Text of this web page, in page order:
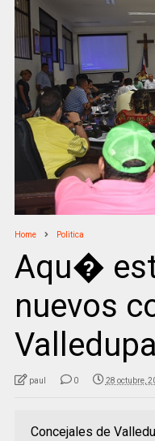
Home Politica
Aqu�
nuevos
paul 0 28 octubre,
Concejales de